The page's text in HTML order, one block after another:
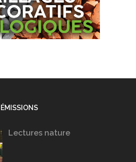
Lectures nature